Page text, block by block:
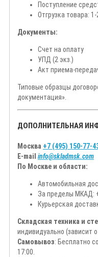
Поступление
Отгрузка товара:
Документы:
Счет на оплату
УПД (2 экз.)
Акт приема-
Типовые образцы
документация».
ДОПОЛНИТЕЛЬНАЯ
Москва +7 (495) 150-77-
E-mail info@skladmsk.com
По Москве и области:
Автомобильная
За пределы МКАД:
Курьерская
Складская техника и
индивидуально (зависит
Самовывоз: Бесплатно
17:00.